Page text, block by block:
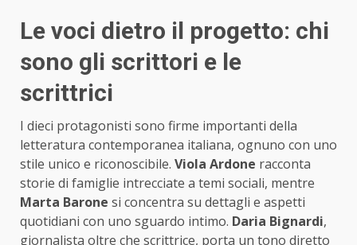
Le voci dietro il progetto: chi
sono gli scrittori e le
scrittrici
I dieci protagonisti sono firme importanti della
letteratura contemporanea italiana, ognuno con uno
stile unico e riconoscibile. Viola Ardone racconta
storie di famiglie intrecciate a temi sociali, mentre
Marta Barone si concentra su dettagli e aspetti
quotidiani con uno sguardo intimo. Daria Bignardi,
giornalista oltre che scrittrice, porta un tono diretto